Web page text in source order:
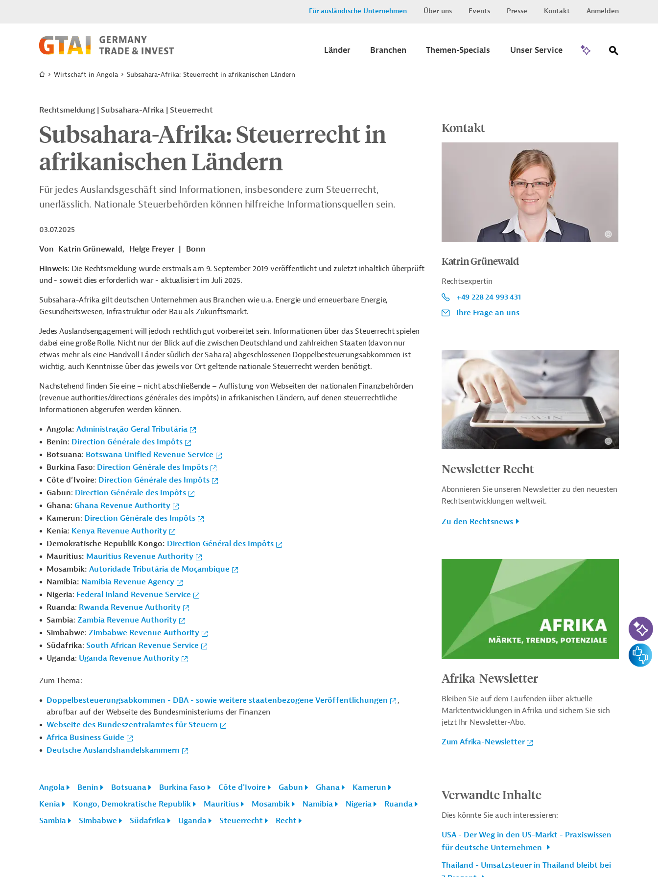
Für ausländische Unternehmen Über uns Events Presse Kontakt Anmelden
Länder Branchen Themen-Specials Unser Service
Wirtschaft in Angola Subsahara-Afrika: Steuerrecht in afrikanischen Ländern
Rechtsmeldung | Subsahara-Afrika | Steuerrecht
Subsahara-Afrika: Steuerrecht in
afrikanischen Ländern
Für jedes Auslandsgeschäft sind Informationen, insbesondere zum Steuerrecht,
unerlässlich. Nationale Steuerbehörden können hilfreiche Informationsquellen sein.
03.07.2025
Von Katrin Grünewald, Helge Freyer
Bonn
Hinweis: Die Rechtsmeldung wurde erstmals am 9. September 2019 veröffentlicht und zuletzt inhaltlich überprüft
und - soweit dies erforderlich war - aktualisiert im Juli 2025.
Subsahara-Afrika gilt deutschen Unternehmen aus Branchen wie u.a. Energie und erneuerbare Energie,
Gesundheitswesen, Infrastruktur oder Bau als Zukunftsmarkt.
Jedes Auslandsengagement will jedoch rechtlich gut vorbereitet sein. Informationen über das Steuerrecht spielen
dabei eine große Rolle. Nicht nur der Blick auf die zwischen Deutschland und zahlreichen Staaten (davon nur
etwas mehr als eine Handvoll Länder südlich der Sahara) abgeschlossenen Doppelbesteuerungsabkommen ist
wichtig, auch Kenntnisse über das jeweils vor Ort geltende nationale Steuerrecht werden benötigt.
Nachstehend finden Sie eine – nicht abschließende – Auflistung von Webseiten der nationalen Finanzbehörden
(revenue authorities/directions générales des impôts) in afrikanischen Ländern, auf denen steuerrechtliche
Informationen abgerufen werden können.
Angola: Administração Geral Tributária
Benin: Direction Générale des Impôts
Botsuana: Botswana Unified Revenue Service
Burkina Faso: Direction Générale des Impôts
Côte d’Ivoire: Direction Générale des Impôts
Gabun: Direction Générale des Impôts
Ghana: Ghana Revenue Authority
Kamerun: Direction Générale des Impôts
Kenia: Kenya Revenue Authority
Demokratische Republik Kongo: Direction Général des Impôts
Mauritius: Mauritius Revenue Authority
Mosambik: Autoridade Tributária de Moçambique
Namibia: Namibia Revenue Agency
Nigeria: Federal Inland Revenue Service
Ruanda: Rwanda Revenue Authority
Sambia: Zambia Revenue Authority
Simbabwe: Zimbabwe Revenue Authority
Südafrika: South African Revenue Service
Uganda: Uganda Revenue Authority
Zum Thema:
Doppelbesteuerungsabkommen - DBA - sowie weitere staatenbezogene Veröffentlichungen
,
abrufbar auf der Webseite des Bundesministeriums der Finanzen
Webseite des Bundeszentralamtes für Steuern
Africa Business Guide
Deutsche Auslandshandelskammern
Angola Benin Botsuana Burkina Faso Côte d'Ivoire Gabun Ghana
Kamerun
Kenia
Kongo, Demokratische Republik Mauritius Mosambik Namibia Nigeria
Ruanda
Sambia
Simbabwe Südafrika Uganda Steuerrecht Recht
Kontakt
Katrin Grünewald
Rechtsexpertin
+49 228 24 993 431
Ihre Frage an uns
Newsletter Recht
Abonnieren Sie unseren Newsletter zu den neuesten
Rechtsentwicklungen weltweit.
Zu den Rechtsnews
Afrika-Newsletter
Bleiben Sie auf dem Laufenden über aktuelle
Marktentwicklungen in Afrika und sichern Sie sich
jetzt Ihr Newsletter-Abo.
Zum Afrika-Newsletter
Verwandte Inhalte
Dies könnte Sie auch interessieren:
USA - Der Weg in den US-Markt - Praxiswissen
für deutsche Unternehmen
Thailand - Umsatzsteuer in Thailand bleibt bei
KI-